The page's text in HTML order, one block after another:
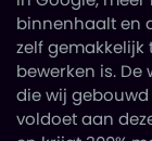
binnenhaalt en
zelf gemakkelijk
bewerken is. De
die wij
voldoet aan